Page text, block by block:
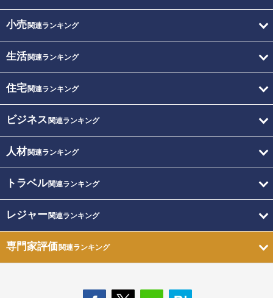
小売関連ランキング
生活関連ランキング
住宅関連ランキング
ビジネス 関連ランキング
人材関連ランキング
トラベル関連ランキング
レジャー関連ランキング
専門家評価関連ランキング